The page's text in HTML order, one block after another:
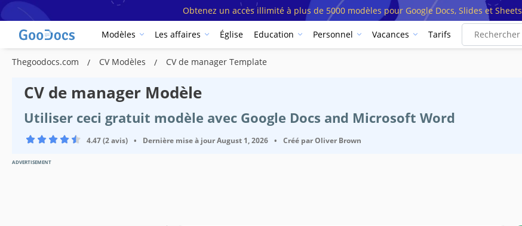
Obtenez un accès illimité à plus de 5000 modèles pour Google Docs, Slides et Sheets
Modèles Les affaires Église Education Personnel Vacances Tarifs
Thegoodocs.com CV Modèles CV de manager Template
CV de manager Modèle
Utiliser ceci gratuit modèle avec Google Docs and Microsoft Word
4.47 (2 avis) • Dernière mise à jourAugust 1, 2026 • Créé parOliver Brown
ADVERTISEMENT